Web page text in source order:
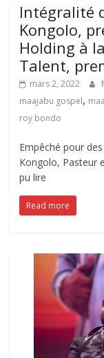
Intégralité
Kongolo,
Holding à
Talent,
mars 2, 2022
maajabu gospel,
roy bondo
Empêché pour
Kongolo, Pasteur
pu lire
Read more